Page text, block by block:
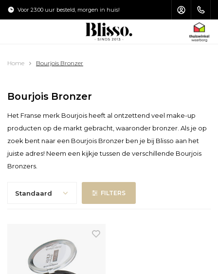
Gezicht
Ogen
Lippen
Nagels
Gezichtsverzorging
Oogcrème
Lipverzorging
Lichaamsverzorging
Handverzorging
Babyverzorging
Reiniging
Haarverzorging
Shampoo
Haarstyling
Haarmasker
Conditioner
Haarolie
Make-up Kwasten
Gezicht
Ogen
Lippen
Make-up Kwasten Set
Make-up Kwasten Schoonmaken
Toilettas
Puntenslijpers
Nagelvijl
Pincet
Schaartjes & Knippertjes
Wimperkrullers
Overige
Zonverzorging
Zonnebrand
Aftersun
Zelfbruiners
Voor 23:00 uur besteld, morgen in huis! Verzending
Home Bourjois Bronzer
Bourjois Bronzer
Het Franse merk Bourjois heeft al ontzettend veel make-up
producten op de markt gebracht, waaronder bronzer. Als je op
zoek bent naar een Bourjois Bronzer ben je bij Blisso aan het
juiste adres! Neem een kijkje tussen de verschillende Bourjois
Bronzers.
Standaard FILTERS